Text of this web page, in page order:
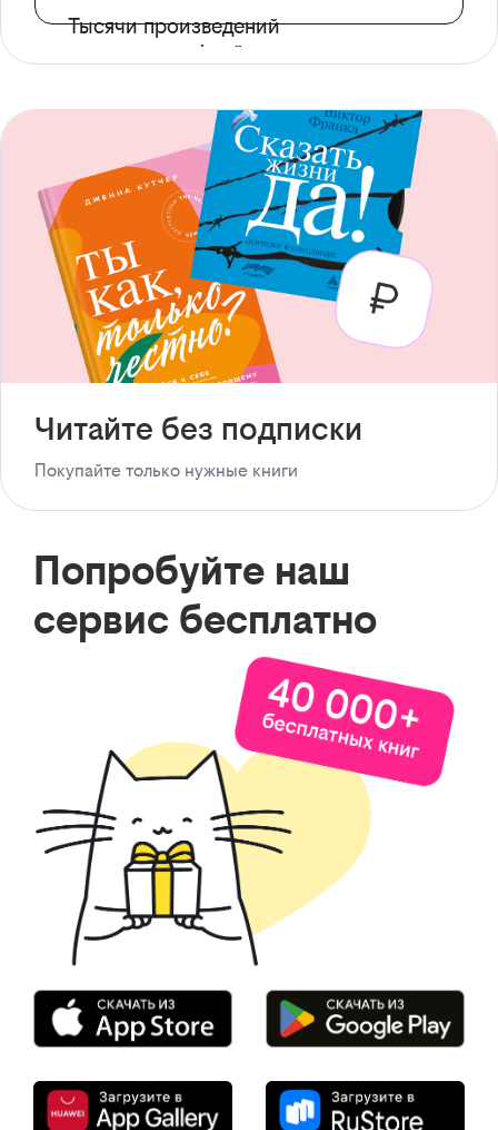
Тысячи произведений
с доступом офлайн
Читайте без подписки
Покупайте только нужные книги
Попробуйте наш
сервис бесплатно